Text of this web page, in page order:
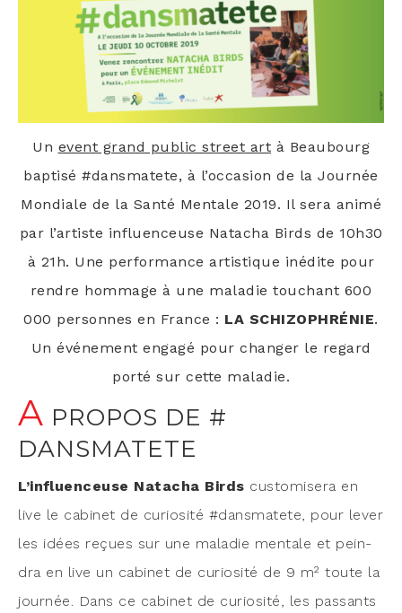
Un event grand public street art à Beau­bourg
bap­ti­sé #dans­ma­tete, à l’oc­ca­sion de la Jour­née
Mon­diale de la San­té Men­tale 2019. Il sera ani­mé
par l’ar­tiste influen­ceuse Nata­cha Birds de 10h30
à 21h. Une per­for­mance artis­tique inédite pour
rendre hom­mage à une mala­die tou­chant 600
000 per­sonnes en France : LA SCHIZOPHRÉNIE.
Un évé­ne­ment enga­gé pour chan­ger le regard
por­té sur cette maladie.
A PROPOS DE #
DANSMATETE
L’in­fluen­ceuse Nata­cha Birds cus­to­mi­se­ra en
live le cabi­net de curio­si­té #dans­ma­tete, pour lever
les idées reçues sur une mala­die men­tale et pein­
dra en live un cabi­net de curio­si­té de 9 m² toute la
jour­née. Dans ce cabi­net de curio­si­té, les pas­sants